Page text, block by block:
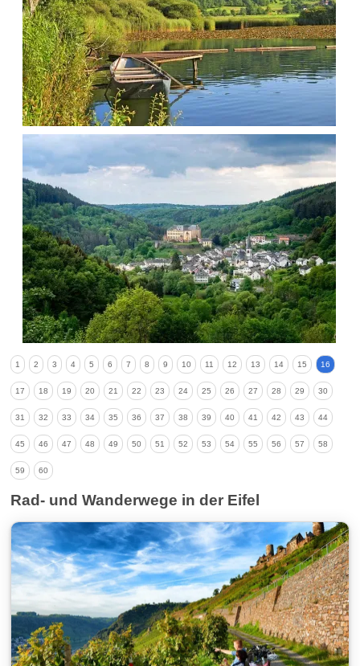
1 2 3 4 5 6 7 8 9 10 11 12 13 14 15 16
17 18 19 20 21 22 23 24 25 26 27 28 29 30
31 32 33 34 35 36 37 38 39 40 41 42 43 44
45 46 47 48 49 50 51 52 53 54 55 56 57 58
59 60
Rad- und Wanderwege in der Eifel